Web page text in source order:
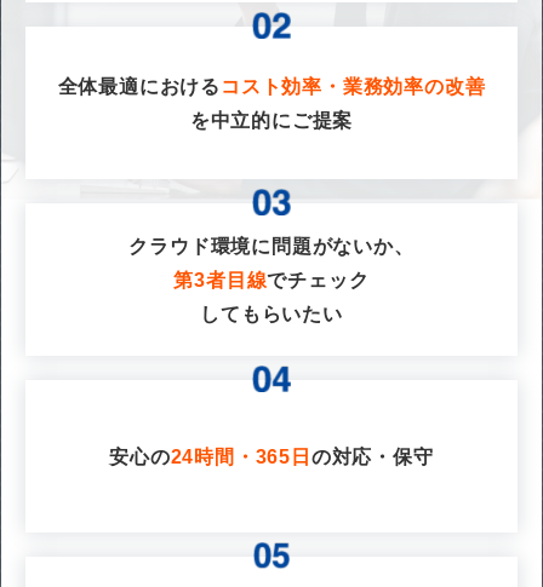
全体最適における コスト効率・業務効率の改善
を中立的にご提案
クラウド環境に問題がないか、
第3者目線でチェック
してもらいたい
安心の24時間・365日 の対応・保守